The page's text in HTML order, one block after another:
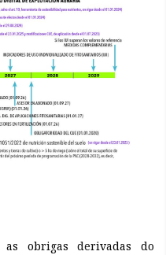
obrigas derivadas do